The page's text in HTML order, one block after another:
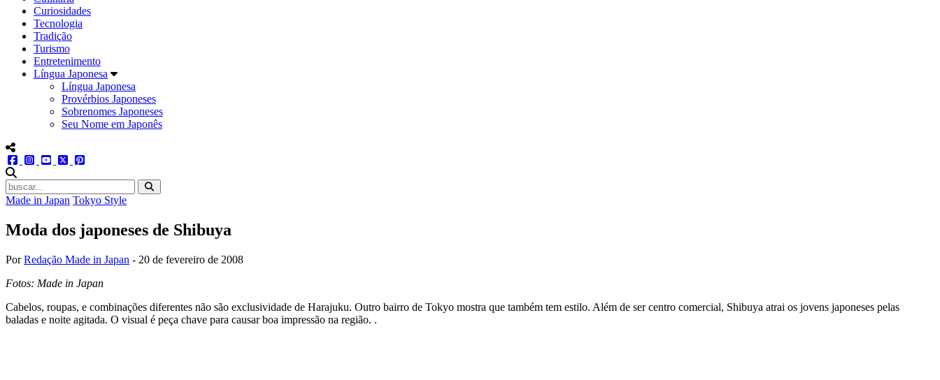
Curiosidades
Tecnologia
Tradição
Turismo
Entretenimento
Língua Japonesa
Língua Japonesa
Provérbios Japoneses
Sobrenomes Japoneses
Seu Nome em Japonês
menu redes social
facebookinstagram
youtube
twitter
Made in Japan Tokyo Style
Moda dos japoneses de Shibuya
PorRedação Made in Japan - 20 de fevereiro de 2008
Fotos: Made in Japan
Cabelos, roupas, e combinações diferentes não são exclusividade de Harajuku. Outro bairro de Tokyo mostra que também tem estilo. Além de ser centro comercial, Shibuya atrai os jovens japoneses pelas
baladas e noite agitada. O visual é peça chave para causar boa impressão na região. .